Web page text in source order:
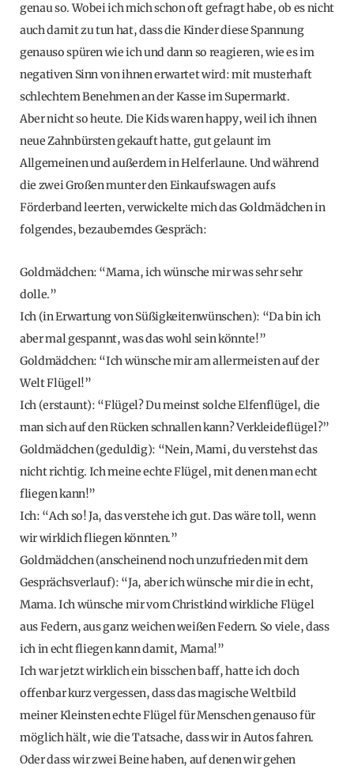
genau so. Wobei ich mich schon oft gefragt habe, ob es nicht
auch damit zu tun hat, dass die Kinder diese Spannung
genauso spüren wie ich und dann so reagieren, wie es im
negativen Sinn von ihnen erwartet wird: mit musterhaft
schlechtem Benehmen an der Kasse im Supermarkt.
Aber nicht so heute. Die Kids waren happy, weil ich ihnen
neue Zahnbürsten gekauft hatte, gut gelaunt im
Allgemeinen und außerdem in Helferlaune. Und während
die zwei Großen munter den Einkaufswagen aufs
Förderband leerten, verwickelte mich das Goldmädchen in
folgendes, bezauberndes Gespräch:
Goldmädchen: “Mama, ich wünsche mir was sehr sehr
dolle.”
Ich (in Erwartung von Süßigkeitenwünschen): “Da bin ich
aber mal gespannt, was das wohl sein könnte!”
Goldmädchen: “Ich wünsche mir am allermeisten auf der
Welt Flügel!”
Ich (erstaunt): “Flügel? Du meinst solche Elfenflügel, die
man sich auf den Rücken schnallen kann? Verkleideflügel?”
Goldmädchen (geduldig): “Nein, Mami, du verstehst das
nicht richtig. Ich meine echte Flügel, mit denen man echt
fliegen kann!”
Ich: “Ach so! Ja, das verstehe ich gut. Das wäre toll, wenn
wir wirklich fliegen könnten.”
Goldmädchen (anscheinend noch unzufrieden mit dem
Gesprächsverlauf): “Ja, aber ich wünsche mir die in echt,
Mama. Ich wünsche mir vom Christkind wirkliche Flügel
aus Federn, aus ganz weichen weißen Federn. So viele, dass
ich in echt fliegen kann damit, Mama!”
Ich war jetzt wirklich ein bisschen baff, hatte ich doch
offenbar kurz vergessen, dass das magische Weltbild
meiner Kleinsten echte Flügel für Menschen genauso für
möglich hält, wie die Tatsache, dass wir in Autos fahren.
Oder dass wir zwei Beine haben, auf denen wir gehen